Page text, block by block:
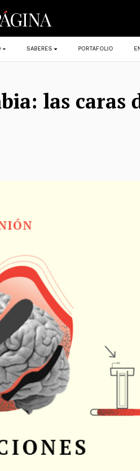
SABERES PORTAFOLIO
las caras